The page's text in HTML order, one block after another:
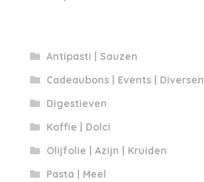
Antipasti | Sauzen
Cadeaubons | Events | Diversen
Digestieven
Koffie | Dolci
Olijfolie | Azijn | Kruiden
Pasta | Meel